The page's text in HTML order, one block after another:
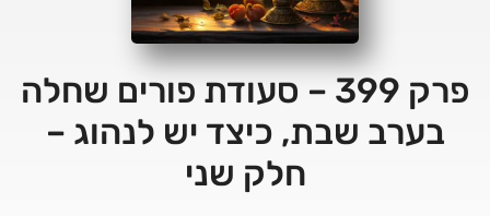
פרק 399 – סעודת פורים שחלה
בערב שבת, כיצד יש לנהוג –
חלק שני